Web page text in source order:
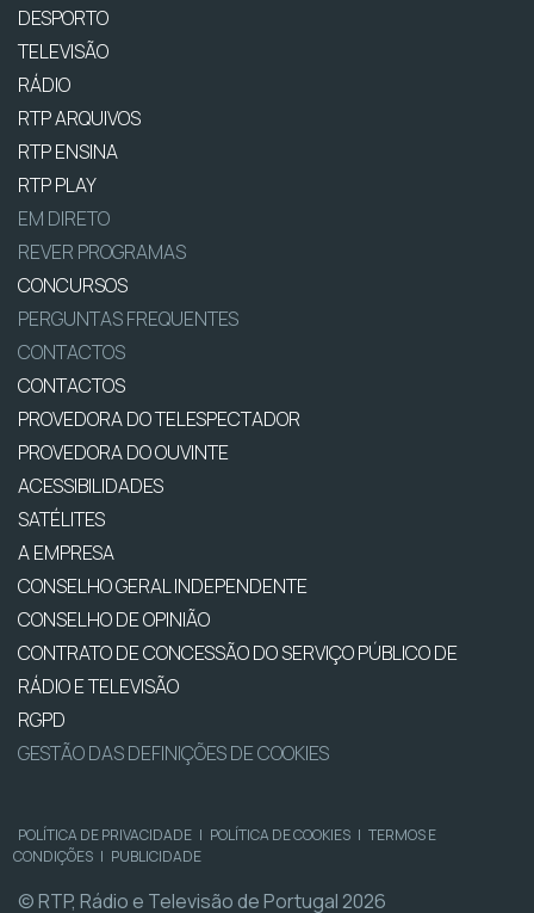
DESPORTO
TELEVISÃO
RÁDIO
RTP ARQUIVOS
RTP ENSINA
RTP PLAY
EM DIRETO
REVER PROGRAMAS
CONCURSOS
PERGUNTAS FREQUENTES
CONTACTOS
CONTACTOS
PROVEDORA DO TELESPECTADOR
PROVEDORA DO OUVINTE
ACESSIBILIDADES
SATÉLITES
A EMPRESA
CONSELHO GERAL INDEPENDENTE
CONSELHO DE OPINIÃO
CONTRATO DE CONCESSÃO DO SERVIÇO PÚBLICO DE
RÁDIO E TELEVISÃO
RGPD
GESTÃO DAS DEFINIÇÕES DE COOKIES
POLÍTICA DE PRIVACIDADE | POLÍTICA DE COOKIES | TERMOS E
CONDIÇÕES | PUBLICIDADE
© RTP, Rádio e Televisão de Portugal 2026